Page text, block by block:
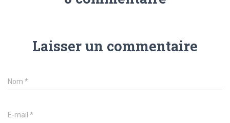
Laisser un commentaire
Nom *
E-mail *